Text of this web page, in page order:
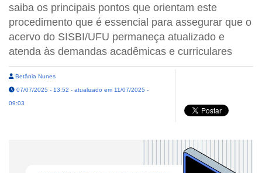
saiba os principais pontos que orientam este
procedimento que é essencial para assegurar que o
acervo do SISBI/UFU permaneça atualizado e
atenda às demandas acadêmicas e curriculares
Betânia Nunes
07/07/2025 - 13:52 - atualizado em 11/07/2025 -
09:03